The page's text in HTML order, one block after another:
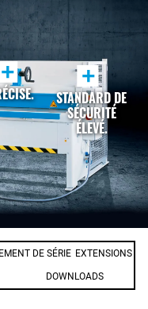
+ +
STANDARD DE
SÉCURITÉ
ÉLEVÉ.
DE SÉRIE EXTENSIONS
DOWNLOADS